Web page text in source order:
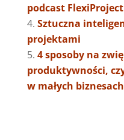
podcast FlexiProject
Sztuczna
projektami
4 sposoby na
produktywności,
w małych biznesach